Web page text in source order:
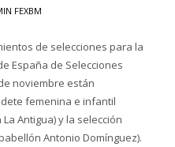
FEXBM
de selecciones para la
España de Selecciones
noviembre están
femenina e infantil
Antigua) y la selección
Antonio Domínguez).